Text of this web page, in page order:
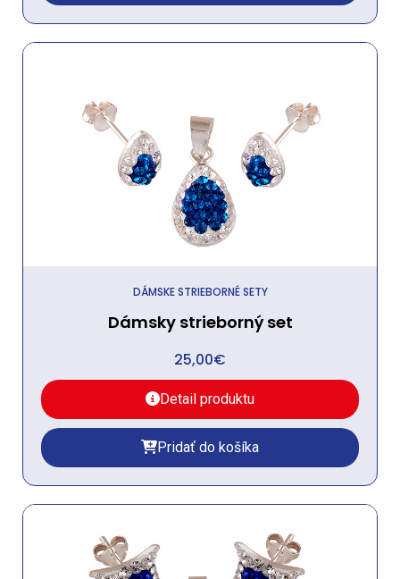
DÁMSKE STRIEBORNÉ SETY
Dámsky strieborný set
25,00€
Detail produktu
Pridať do košíka